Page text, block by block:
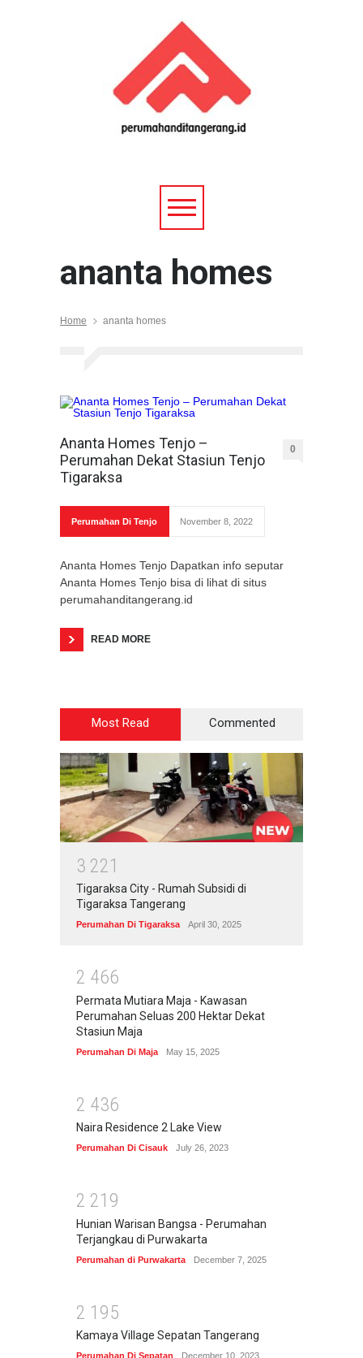
ananta homes
Home ananta homes
Ananta Homes Tenjo –
Perumahan Dekat Stasiun Tenjo
Tigaraksa
0
Perumahan Di Tenjo November 8, 2022
Ananta Homes Tenjo Dapatkan info seputar
Ananta Homes Tenjo bisa di lihat di situs
perumahanditangerang.id
READ MORE
Most Read Commented
3 221
Tigaraksa City - Rumah Subsidi di
Tigaraksa Tangerang
Perumahan Di Tigaraksa April 30, 2025
2 466
Permata Mutiara Maja - Kawasan
Perumahan Seluas 200 Hektar Dekat
Stasiun Maja
Perumahan Di Maja May 15, 2025
2 436
Naira Residence 2 Lake View
Perumahan Di Cisauk July 26, 2023
2 21 9
Hunian Warisan Bangsa - Perumahan
Terjangkau di Purwakarta
Perumahan di Purwakarta December 7, 2025
2 1 95
Kamaya Village Sepatan Tangerang
Perumahan Di Sepatan December 10, 2023